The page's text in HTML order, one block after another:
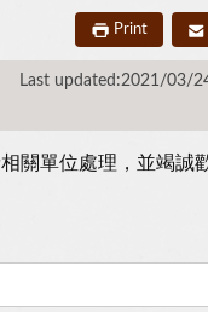
Print
Last updated:2021/03/
關單位處理，並竭誠